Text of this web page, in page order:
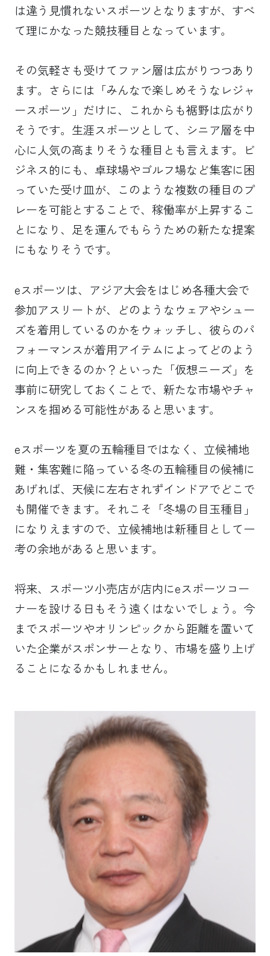
は違う見慣れないスポーツとなりますが、すべ
て理にかなった競技種目となっています。
その気軽さも受けてファン層は広がりつつあり
ます。さらには「みんなで楽しめそうなレジャ
ースポーツ」だけに、これからも裾野は広がり
そうです。生涯スポーツとして、シニア層を中
心に人気の高まりそうな種目とも言えます。ビ
ジネス的にも、卓球場やゴルフ場など集客に困
っていた受け皿が、このような複数の種目のプ
レーを可能とすることで、稼働率が上昇するこ
とになり、足を運んでもらうための新たな提案
にもなりそうです。
eスポーツは、アジア大会をはじめ各種大会で
参加アスリートが、どのようなウェアやシュー
ズを着用しているのかをウォッチし、彼らのパ
フォーマンスが着用アイテムによってどのよう
に向上できるのか？といった「仮想ニーズ」を
事前に研究しておくことで、新たな市場やチャ
ンスを掴める可能性があると思います。
eスポーツを夏の五輪種目ではなく、立候補地
難・集客難に陥っている冬の五輪種目の候補に
あげれば、天候に左右されずインドアでどこで
も開催できます。それこそ「冬場の目玉種目」
になりえますので、立候補地は新種目として一
考の余地があると思います。
将来、スポーツ小売店が店内にeスポーツコー
ナーを設ける日もそう遠くはないでしょう。今
までスポーツやオリンピックから距離を置いて
いた企業がスポンサーとなり、市場を盛り上げ
ることになるかもしれません。